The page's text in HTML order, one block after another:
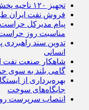
تجهیز ۱۲۰ ناحیه پخش به فرایند صدور آنی کارت سوخت
فروش نفت ایران
پیام مدیرکل
مناسبت روز
تدوین سند راهبردی
انسانی
شاهکار صنعت نفت
گامی بلند به سوی
بهره‌برداری از
جایگاه‌های سوخت
انتصاب سرپرست